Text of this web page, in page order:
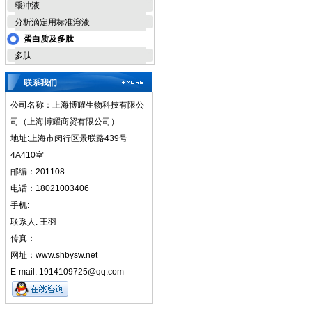
缓冲液
分析滴定用标准溶液
蛋白质及多肽
多肽
联系我们
公司名称：上海博耀生物科技有限公
司（上海博耀商贸有限公司）
地址:上海市闵行区景联路439号
4A410室
邮编：201108
电话：18021003406
手机:
联系人: 王羽
传真：
网址：www.shbysw.net
E-mail: 1914109725@qq.com